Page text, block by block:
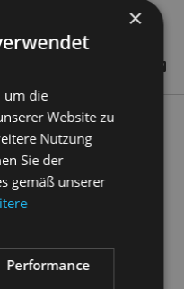
Regie
×
um die
Website zu
Nutzung
Sie der
gemäß unserer
Performance